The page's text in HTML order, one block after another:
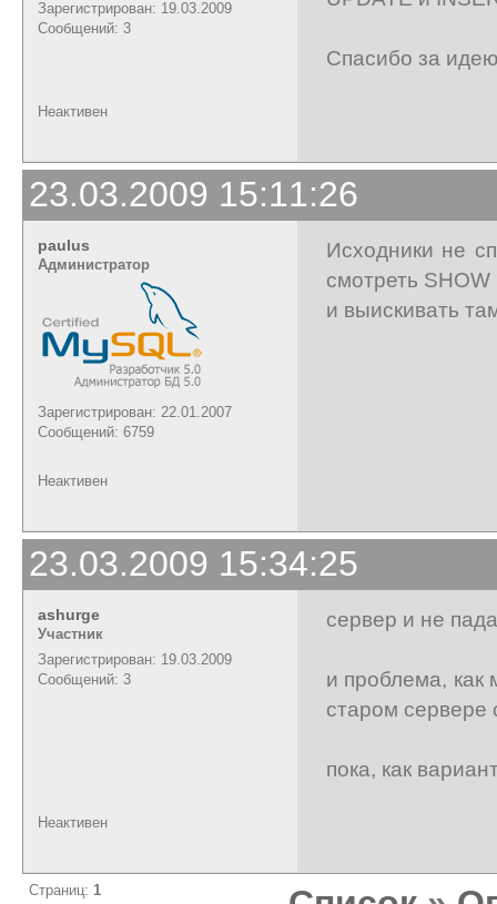
Зарегистрирован: 19.03.2009
Сообщений: 3
Спасибо за
Неактивен
23.03.2009 15:11:26
paulus
Администратор
Зарегистрирован: 22.01.2007
Сообщений: 6759
Исходники не
смотреть
и выискивать
Неактивен
23.03.2009 15:34:25
ashurge
Участник
Зарегистрирован: 19.03.2009
Сообщений: 3
сервер и не
и проблема, как
старом сервере
пока, как
Неактивен
Страниц: 1